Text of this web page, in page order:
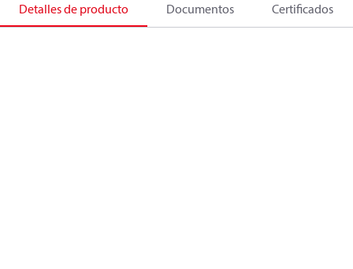
Detalles de producto Documentos Certificados